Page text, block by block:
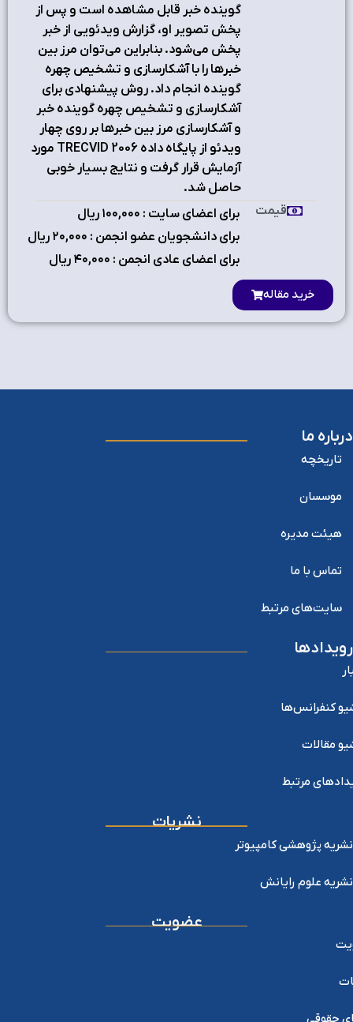
گوینده خبر قابل مشاهده است و پس از
پخش تصویر او، گزارش ویدئویی از خبر
پخش می‌شود. بنابراین می‌توان مرز بین
خبرها را با آشکارسازی و تشخیص چهره
گوینده انجام داد. روش پیشنهادی برای
آشکارسازی و تشخیص چهره گوینده خبر
و آشکارسازی مرز بین خبرها بر روی چهار
ویدئو از پایگاه داده TRECVID 2006 مورد
آزمایش قرار گرفت و نتایج بسیار خوبی
حاصل شد.
برای اعضای سایت : ۱٠٠,٠٠٠ ریال
برای دانشجویان عضو انجمن : ۲٠,٠٠٠ ریال
برای اعضای عادی انجمن : ۴٠,٠٠٠ ریال
قیمت
خرید مقاله
درباره ما
تاریخچه
موسسان
هیئت مدیره
تماس با ما
سایت‌های مرتبط
رویدادها
کنفرانس‌ها
مقالات
مرتبط
نشریات
نشریه پژوهشی کامپیوتر
نشریه علوم رایانش
عضویت